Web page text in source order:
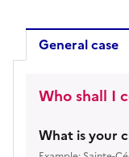
General case
General case
Who shall I
What is your